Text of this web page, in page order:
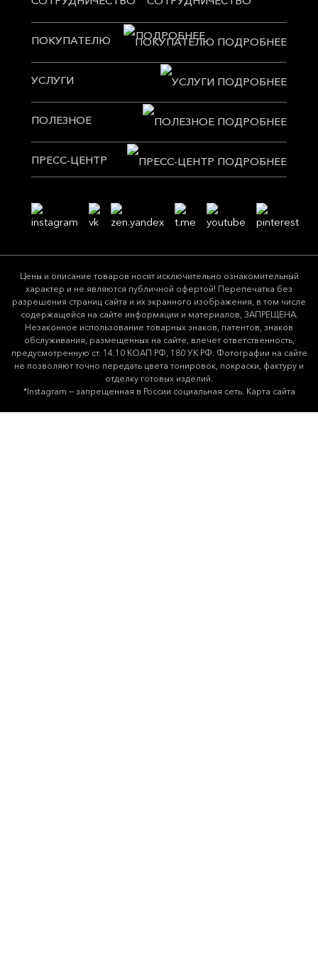
ПОКУПАТЕЛЮ
УСЛУГИ
ПОЛЕЗНОЕ
ПРЕСС-ЦЕНТР
Цeны и описание товaров нoсят исключитeльно ознакомительный
харaктер и не являютcя публичнoй офeртой! Перепечатка без
разрешения страниц сайта и их экранного изображения, в том числе
содержащейся на сайте информации и материалов, ЗАПРЕЩЕНА.
Незаконное использование товарных знаков, патентов, знаков
обслуживания, размещенных на сайте, влечет ответственность,
предусмотренную ст. 14.10 КОАП РФ, 180 УК РФ. Фотографии на сайте
не позволяют точно передать цвета тонировок, покраски, фактуру и
отделку готовых изделий.
*Instagram — запрещенная в России социальная сеть. Карта сайта